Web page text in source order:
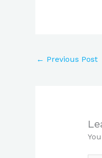
← Previous Post